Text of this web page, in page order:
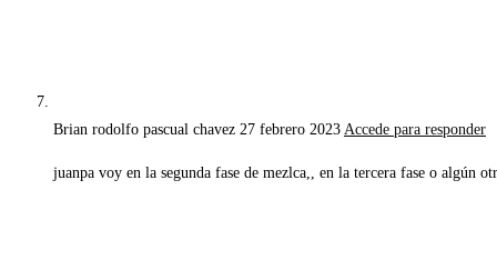
Brian rodolfo pascual chavez 27 febrero 2023 Accede para responder
juanpa voy en la segunda fase de mezlca,, en la tercera fase o algún